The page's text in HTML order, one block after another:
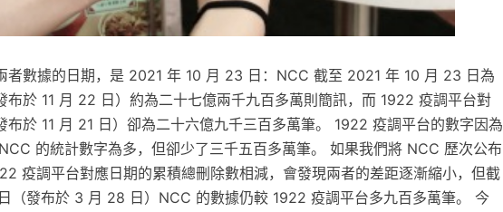
者數據的日期，是 2021 年 10 月 23 日：NCC 截至 2021 年 10 月 23 日為
布於 11 月 22 日）約為二十七億兩千九百多萬則簡訊，而 1922 疫調平台對
布於 11 月 21 日）卻為二十六億九千三百多萬筆。 1922 疫調平台的數字因為
的統計數字為多，但卻少了三千五百多萬筆。 如果我們將 NCC 歷次公布
疫調平台對應日期的累積總刪除數相減，會發現兩者的差距逐漸縮小，但截
（發布於 3 月 28 日）NCC 的數據仍較 1922 疫調平台多九百多萬筆。 今